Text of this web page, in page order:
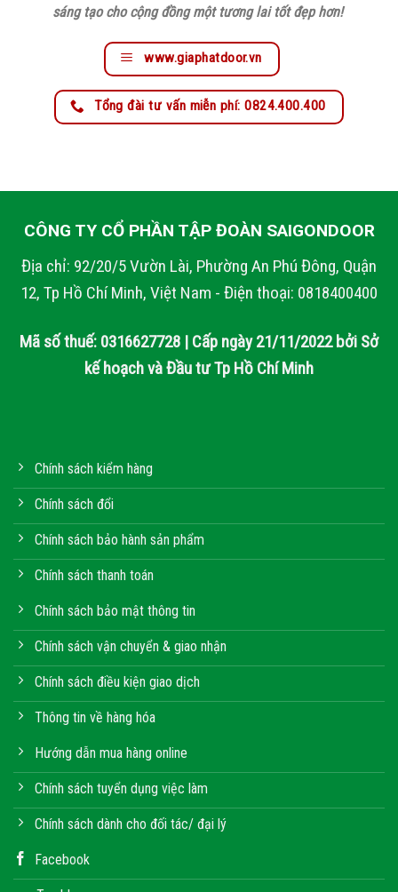
sáng tạo cho cộng đồng một tương lai tốt đẹp hơn!
www.giaphatdoor.vn
Tổng đài tư vấn miễn phí: 0824.400.400
CÔNG TY CỔ PHẦN TẬP ĐOÀN SAIGONDOOR
Địa chỉ: 92/20/5 Vườn Lài, Phường An Phú Đông, Quận
12, Tp Hồ Chí Minh, Việt Nam - Điện thoại: 0818400400
Mã số thuế: 0316627728 | Cấp ngày 21/11/2022 bởi Sở
kế hoạch và Đầu tư Tp Hồ Chí Minh
Chính sách kiểm hàng
Chính sách đổi
Chính sách bảo hành sản phẩm
Chính sách thanh toán
Chính sách bảo mật thông tin
Chính sách vận chuyển & giao nhận
Chính sách điều kiện giao dịch
Thông tin về hàng hóa
Hướng dẫn mua hàng online
Chính sách tuyển dụng việc làm
Chính sách dành cho đối tác/ đại lý
Facebook